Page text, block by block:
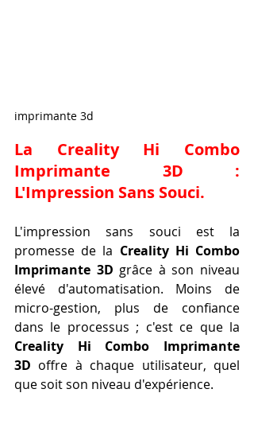
imprimante 3d
La Creality Hi Combo
Imprimante 3D :
L'Impression Sans Souci.
L'impression sans souci est la
promesse de la Creality Hi Combo
Imprimante 3D grâce à son niveau
élevé d'automatisation. Moins de
micro-gestion, plus de confiance
Creality Hi Combo Imprimante
3D offre à chaque utilisateur, quel
que soit son niveau d'expérience.